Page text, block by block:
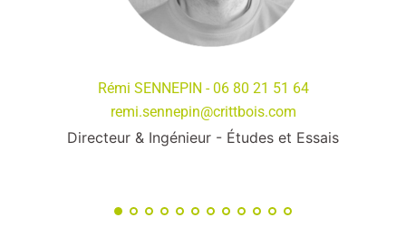
Rémi SENNEPIN - 06 80 21 51 64
remi.sennepin@crittbois.com
Directeur & Ingénieur - Études et Essais